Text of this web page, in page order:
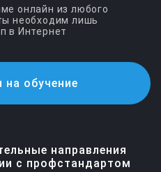
онлайн из любого
необходим лишь
в Интернет
на обучение
направления
с профстандартом
Электронная почта
kaluga@ecoips.ru